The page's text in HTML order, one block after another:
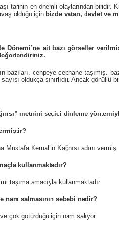
tarihin en önemli olaylarından biridir.
olduğu için bizde vatan, devlet ve
Dönemi’ne ait bazı görseller
bazıları, cehpeye cephane taşımış,
oldukça sınırlıdır. Ancak
metnini seçici dinleme
Mustafa Kemal’in Kağnısı adını vermiş
kullanmaktadır?
taşıma amacıyla kullanmaktadır.
nam salmasının sebebi nedir?
çok götürdüğü için nam salıyor.